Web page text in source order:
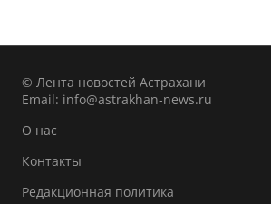
© Лента новостей Астрахани
Email: info@astrakhan-news.ru
О нас
Контакты
Редакционная политика